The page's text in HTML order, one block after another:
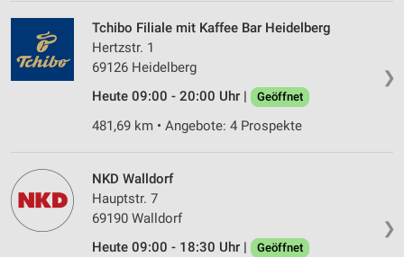
❯
Tchibo Filiale mit Kaffee Bar Heidelberg
Hertzstr. 1
69126 Heidelberg
Heute 09:00 - 20:00 Uhr |
Geöffnet
481,69 km • Angebote: 4 Prospekte
❯
NKD Walldorf
Hauptstr. 7
69190 Walldorf
Heute 09:00 - 18:30 Uhr |
Geöffnet